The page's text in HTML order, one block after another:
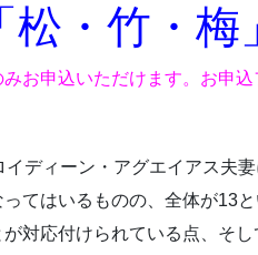
・竹・梅
お申込いただけます。お申
イディーン・アグエイアス夫
てはいるものの、全体が13
対応付けられている点、そ